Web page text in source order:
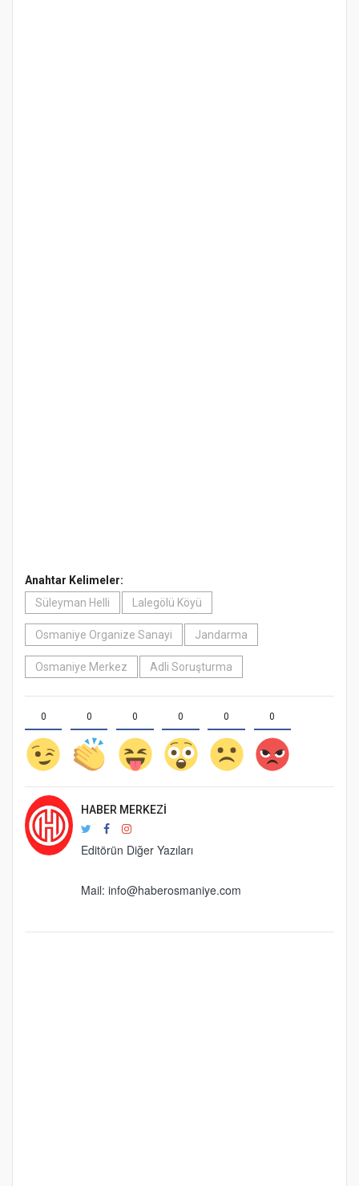
Anahtar Kelimeler:
Süleyman Helli
Lalegölü Köyü
Osmaniye Organize Sanayi Jandarma
Osmaniye Merkez Adli Soruşturma
0 0 0 0 0 0
HABER MERKEZI
Editörün Diğer Yazıları
Mail: info@haberosmaniye.com